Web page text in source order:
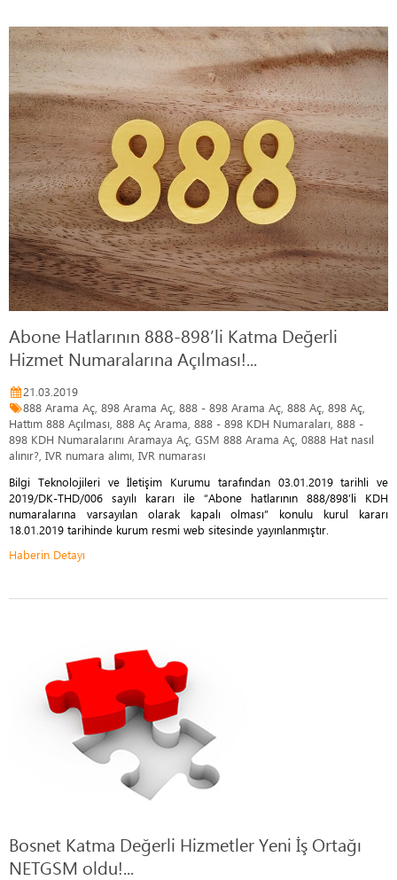
Abone Hatlarının 888-898’li Katma Değerli
Hizmet Numaralarına Açılması!...
21.03.2019
888 Arama Aç, 898 Arama Aç, 888 - 898 Arama Aç, 888 Aç, 898 Aç,
Hattım 888 Açılması, 888 Aç Arama, 888 - 898 KDH Numaraları, 888 -
898 KDH Numaralarını Aramaya Aç, GSM 888 Arama Aç, 0888 Hat nasıl
alınır?, IVR numara alımı, IVR numarası
Bilgi Teknolojileri ve İletişim Kurumu tarafından 03.01.2019 tarihli ve
2019/DK-THD/006 sayılı kararı ile “Abone hatlarının 888/898’li KDH
numaralarına varsayılan olarak kapalı olması” konulu kurul kararı
18.01.2019 tarihinde kurum resmi web sitesinde yayınlanmıştır.
Haberin Detayı
Bosnet Katma Değerli Hizmetler Yeni İş Ortağı
NETGSM oldu!...